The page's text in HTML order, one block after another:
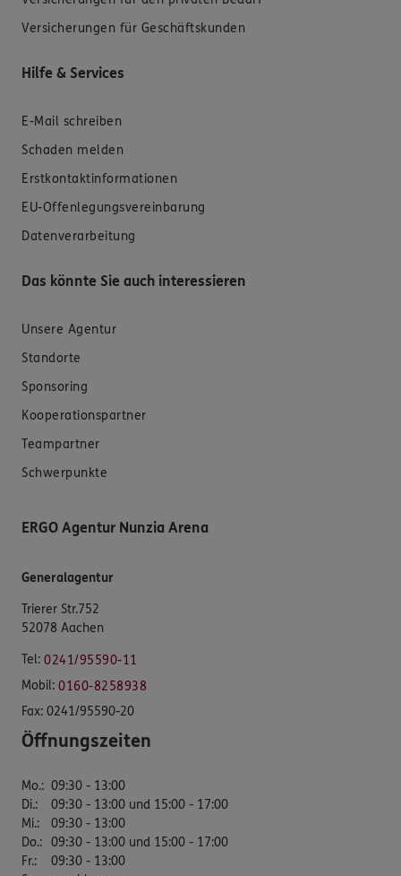
Versicherungen für Geschäftskunden
Hilfe & Services
E-Mail schreiben
Schaden melden
Erstkontaktinformationen
EU-Offenlegungsvereinbarung
Datenverarbeitung
Das könnte Sie auch interessieren
Unsere Agentur
Standorte
Sponsoring
Kooperationspartner
Teampartner
Schwerpunkte
ERGO Agentur Nunzia Arena
Generalagentur
Trierer Str.752
52078 Aachen
Tel: 0241/95590-11
Mobil: 0160-8258938
Fax: 0241/95590-20
Öffnungszeiten
Mo.: 09:30 - 13:00
Di.:
09:30 - 13:00 und 15:00 - 17:00
Mi.:
09:30 - 13:00
Do.: 09:30 - 13:00 und 15:00 - 17:00
Fr.:
09:30 - 13:00